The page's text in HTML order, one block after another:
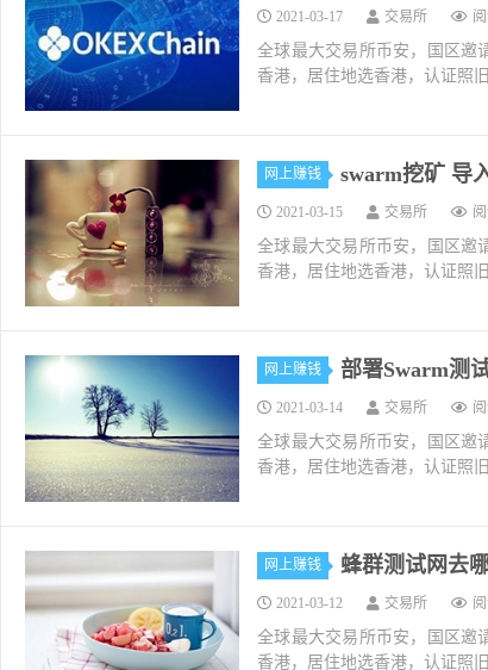
2021-03-17 交易所
全球最大交易所币安，国区邀
香港，居住地选香港，认证照
网上赚钱 swarm挖矿 导
2021-03-15 交易所
全球最大交易所币安，国区邀
香港，居住地选香港，认证照
网上赚钱 部署Swarm测
2021-03-14 交易所
全球最大交易所币安，国区邀
香港，居住地选香港，认证照
网上赚钱 蜂群测试网去
2021-03-12 交易所
全球最大交易所币安，国区邀
香港，居住地选香港，认证照